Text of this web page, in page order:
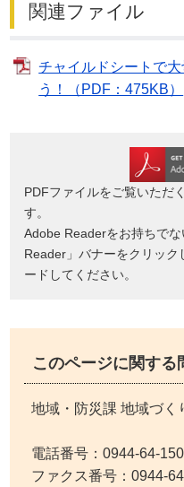
関連ファイル
チャイルドシートで
う！（PDF：475KB）
PDFファイルをご覧いただ
す。
Adobe Readerをお持ちで
Reader」バナーをクリック
ードしてください。
このページに関する
地域・防災課 地域づく
電話番号：0944-64-
ファクス番号：0944-